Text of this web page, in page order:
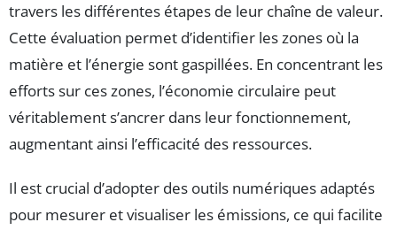
travers les différentes étapes de leur chaîne de valeur.
Cette évaluation permet d’identifier les zones où la
matière et l’énergie sont gaspillées. En concentrant les
efforts sur ces zones, l’économie circulaire peut
véritablement s’ancrer dans leur fonctionnement,
augmentant ainsi l’efficacité des ressources.
Il est crucial d’adopter des outils numériques adaptés
pour mesurer et visualiser les émissions, ce qui facilite